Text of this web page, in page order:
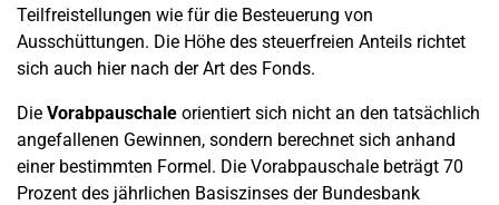
Teilfreistellungen wie für die Besteuerung von
Ausschüttungen. Die Höhe des steuerfreien Anteils richtet
sich auch hier nach der Art des Fonds.
Die Vorabpauschale orientiert sich nicht an den tatsächlich
angefallenen Gewinnen, sondern berechnet sich anhand
einer bestimmten Formel. Die Vorabpauschale beträgt 70
Prozent des jährlichen Basiszinses der Bundesbank